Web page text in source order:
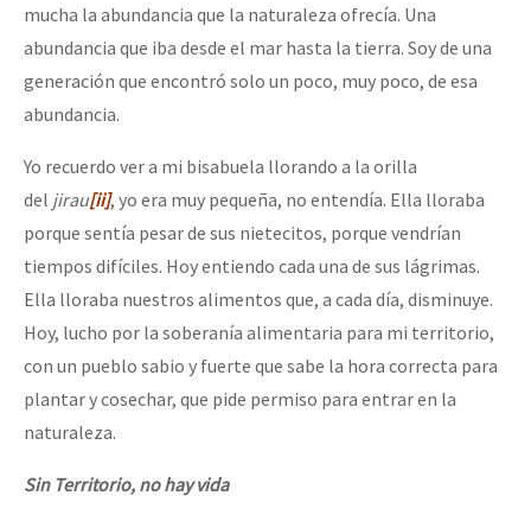
mucha la abundancia que la naturaleza ofrecía. Una
abundancia que iba desde el mar hasta la tierra. Soy de una
generación que encontró solo un poco, muy poco, de esa
abundancia.
Yo recuerdo ver a mi bisabuela llorando a la orilla
del jirau[ii], yo era muy pequeña, no entendía. Ella lloraba
porque sentía pesar de sus nietecitos, porque vendrían
tiempos difíciles. Hoy entiendo cada una de sus lágrimas.
Ella lloraba nuestros alimentos que, a cada día, disminuye.
Hoy, lucho por la soberanía alimentaria para mi territorio,
con un pueblo sabio y fuerte que sabe la hora correcta para
plantar y cosechar, que pide permiso para entrar en la
naturaleza.
Sin Territorio, no hay vida